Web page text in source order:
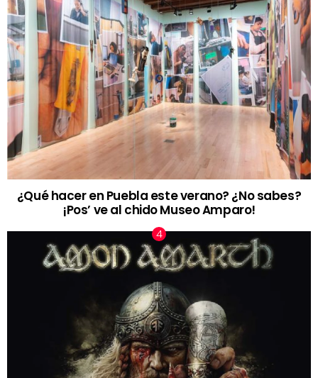
¿Qué hacer en Puebla este verano? ¿No sabes?
¡Pos’ ve al chido Museo Amparo!